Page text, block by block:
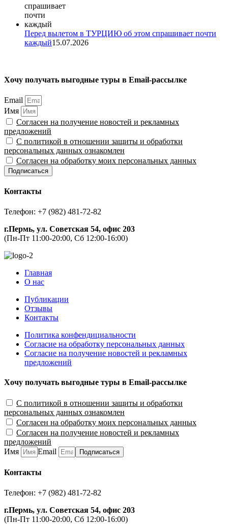
Перед вылетом в ТУРЦИЮ об этом спрашивает почти
каждый15.07.2026
Хочу получать выгодные туры в Email-рассылке
Email
Имя
Согласен на получение новостей и рекламных
предложений
С политикой в отношении защиты и обработки
персональных данных ознакомлен
Согласен на обработку моих персональных данных
Подписаться
Контакты
Телефон: +7 (982) 481-72-82
г.Пермь, ул. Советская 54, офис 203
(Пн-Пт 11:00-20:00, Сб 12:00-16:00)
Главная
О нас
Публикации
Отзывы
Контакты
Политика конфендициальности
Согласие на обработку персональных данных
Согласие на получение новостей и рекламных
предложений
Хочу получать выгодные туры в Email-рассылке
С политикой в отношении защиты и обработки
персональных данных ознакомлен
Согласен на обработку моих персональных данных
Согласен на получение новостей и рекламных
предложений
Имя
Email Подписаться
Контакты
Телефон: +7 (982) 481-72-82
г.Пермь, ул. Советская 54, офис 203
(Пн-Пт 11:00-20:00, Сб 12:00-16:00)